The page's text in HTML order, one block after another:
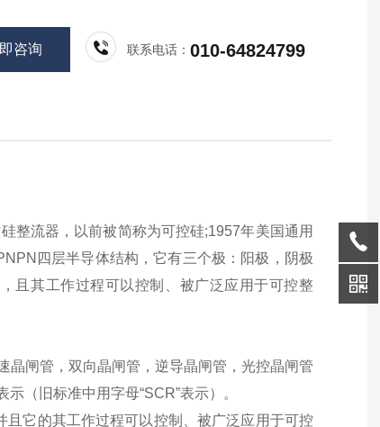
咨询 联系电话：010-64824799
整流器，以前被简称为可控硅;1957年美国通用
四层半导体结构，它有三个极：阳极，阴极
且其工作过程可以控制、被广泛应用于可控整
晶闸管，双向晶闸管，逆导晶闸管，光控晶闸管
（旧标准中用字母“SCR”表示）。
它的其工作过程可以控制、被广泛应用于可控